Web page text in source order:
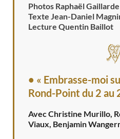
Photos Raphaël Gaillarde
Texte Jean-Daniel
Lecture Quentin Baillot
• « Embrasse-moi
Rond-Point du 2 au
Avec Christine Murillo,
Viaux, Benjamin